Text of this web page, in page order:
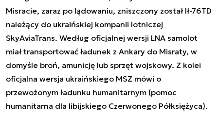
Misracie, zaraz po lądowaniu, zniszczony został Ił-76TD
należący do ukraińskiej kompanii lotniczej
SkyAviaTrans. Według oficjalnej wersji LNA samolot
miał transportować ładunek z Ankary do Misraty, w
domyśle broń, amunicję lub sprzęt wojskowy. Z kolei
oficjalna wersja ukraińskiego MSZ mówi o
przewożonym ładunku humanitarnym (pomoc
humanitarna dla libijskiego Czerwonego Półksiężyca).